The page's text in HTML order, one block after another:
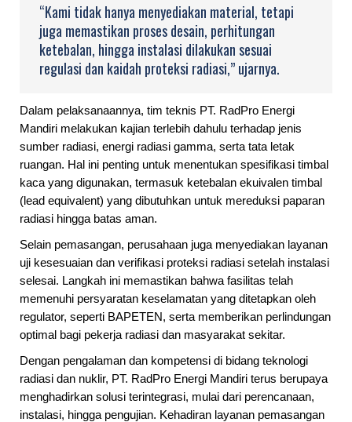
“Kami tidak hanya menyediakan material, tetapi
juga memastikan proses desain, perhitungan
ketebalan, hingga instalasi dilakukan sesuai
regulasi dan kaidah proteksi radiasi,” ujarnya.
Dalam pelaksanaannya, tim teknis PT. RadPro Energi
Mandiri melakukan kajian terlebih dahulu terhadap jenis
sumber radiasi, energi radiasi gamma, serta tata letak
ruangan. Hal ini penting untuk menentukan spesifikasi timbal
kaca yang digunakan, termasuk ketebalan ekuivalen timbal
(lead equivalent) yang dibutuhkan untuk mereduksi paparan
radiasi hingga batas aman.
Selain pemasangan, perusahaan juga menyediakan layanan
uji kesesuaian dan verifikasi proteksi radiasi setelah instalasi
selesai. Langkah ini memastikan bahwa fasilitas telah
memenuhi persyaratan keselamatan yang ditetapkan oleh
regulator, seperti BAPETEN, serta memberikan perlindungan
optimal bagi pekerja radiasi dan masyarakat sekitar.
Dengan pengalaman dan kompetensi di bidang teknologi
radiasi dan nuklir, PT. RadPro Energi Mandiri terus berupaya
menghadirkan solusi terintegrasi, mulai dari perencanaan,
instalasi, hingga pengujian. Kehadiran layanan pemasangan